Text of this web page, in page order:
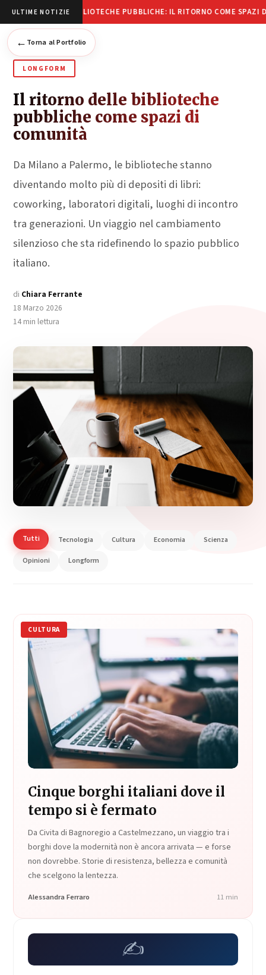
← Torna al Portfolio
ULTIME NOTIZIEBIBLIOTECHE PUBBLICHE: IL RITORNO COME SPAZI
LONGFORM
Il ritorno delle biblioteche
pubbliche come spazi di
comunità
Da Milano a Palermo, le biblioteche stanno
diventando molto più di depositi di libri:
coworking, laboratori digitali, luoghi di incontro
tra generazioni. Un viaggio nel cambiamento
silenzioso che sta ridefinendo lo spazio pubblico
italiano.
di Chiara Ferrante
18 Marzo 2026
14 min lettura
Tutti Tecnologia Cultura Economia Scienza
Opinioni Longform
CULTURA
Cinque borghi italiani dove il
tempo si è fermato
Da Civita di Bagnoregio a Castelmezzano, un viaggio tra i
borghi dove la modernità non è ancora arrivata — e forse
non dovrebbe. Storie di resistenza, bellezza e comunità
che scelgono la lentezza.
Alessandra Ferraro 11 min
✍️